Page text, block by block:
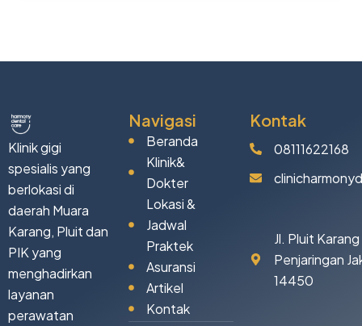
Klinik gigi
spesialis yang
berlokasi di
daerah Muara
Karang, Pluit dan
PIK yang
menghadirkan
layanan
perawatan
Navigasi
Beranda
Klinik&
Dokter
Lokasi &
Jadwal
Praktek
Asuransi
Artikel
Kontak
Kontak
08111622168
Jl. Pluit
Penjaringan
14450